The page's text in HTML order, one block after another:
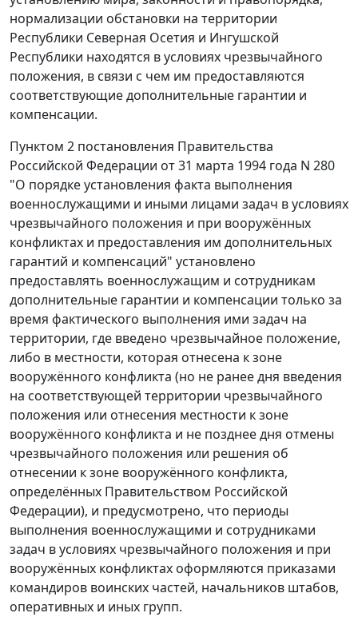
нормализации обстановки на территории
Республики Северная Осетия и Ингушской
Республики находятся в условиях чрезвычайного
положения, в связи с чем им предоставляются
соответствующие дополнительные гарантии и
компенсации.
Пунктом 2 постановления Правительства
Российской Федерации от 31 марта 1994 года N 280
"О порядке установления факта выполнения
военнослужащими и иными лицами задач в условиях
чрезвычайного положения и при вооружённых
конфликтах и предоставления им дополнительных
гарантий и компенсаций" установлено
предоставлять военнослужащим и сотрудникам
дополнительные гарантии и компенсации только за
время фактического выполнения ими задач на
территории, где введено чрезвычайное положение,
либо в местности, которая отнесена к зоне
вооружённого конфликта (но не ранее дня введения
на соответствующей территории чрезвычайного
положения или отнесения местности к зоне
вооружённого конфликта и не позднее дня отмены
чрезвычайного положения или решения об
отнесении к зоне вооружённого конфликта,
определённых Правительством Российской
Федерации), и предусмотрено, что периоды
выполнения военнослужащими и сотрудниками
задач в условиях чрезвычайного положения и при
вооружённых конфликтах оформляются приказами
командиров воинских частей, начальников штабов,
оперативных и иных групп.